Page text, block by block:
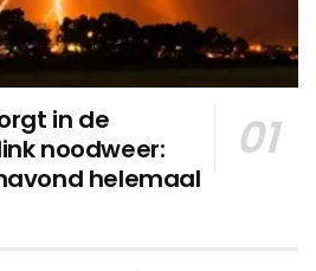
in de
noodweer:
helemaal